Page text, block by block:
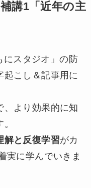
講1「近年の主
にスタジオ」の防
起こし＆記事用に
、より効果的に知
解と反復学習がカ
実に学んでいきま